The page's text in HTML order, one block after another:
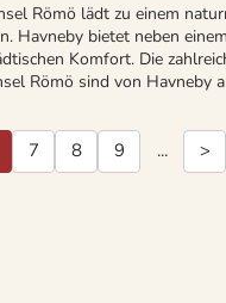
Römö lädt zu einem
Havneby bietet neben
Komfort. Die
Römö sind von Havneby
7 8 9 ... >